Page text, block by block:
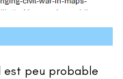
est peu probable